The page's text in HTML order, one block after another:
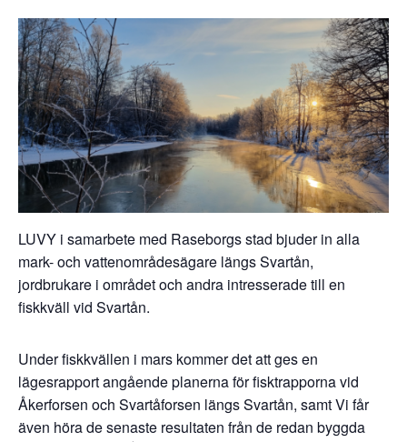
LUVY i samarbete med Raseborgs stad bjuder in alla
mark- och vattenområdesägare längs Svartån,
jordbrukare i området och andra intresserade till en
fiskkväll vid Svartån.
Under fiskkvällen i mars kommer det att ges en
lägesrapport angåendeplanerna förfisktrapporna vid
Åkerforsen och Svartåforsen längsSvartån, samtVi får
även hörade senaste resultaten från de redan byggda